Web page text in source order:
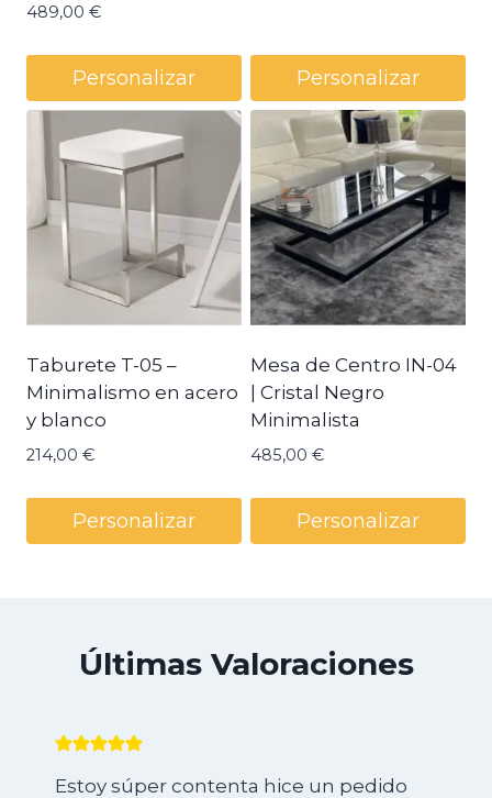
489,00 €
Personalizar Personalizar
Taburete T-05 –
Minimalismo en acero
y blanco
214,00 €
Personalizar
Mesa de Centro IN-04
| Cristal Negro
Minimalista
485,00 €
Personalizar
Últimas Valoraciones
Estoy súper contenta hice un pedido